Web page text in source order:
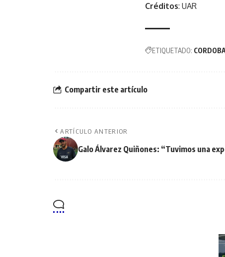
Créditos: UAR
ETIQUETADO:
Compartir este artículo
ARTÍCULO ANTERIOR
Galo Álvarez Quiñones: “Tuvimos una